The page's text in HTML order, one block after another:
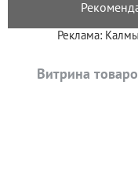
Реклама:
Витрина